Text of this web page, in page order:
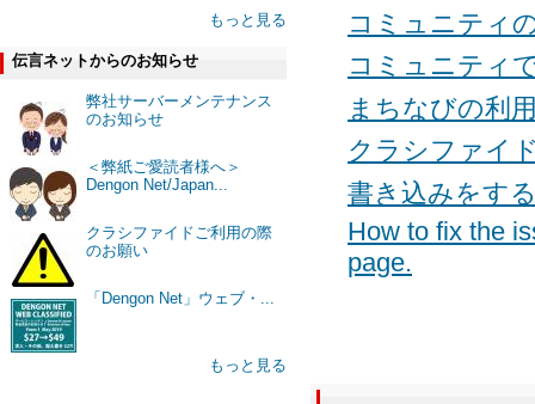
もっと見る
伝言ネットからのお知らせ
弊社サーバーメンテナンス
のお知らせ
＜弊紙ご愛読者様へ＞
Dengon Net/Japan...
クラシファイドご利用の際
のお願い
「Dengon Net」ウェブ・...
もっと見る
コミュニティ
コミュニティ
まちなびの利
クラシファイ
書き込みをす
How to fix the
page.